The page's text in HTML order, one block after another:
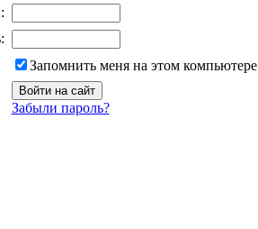
Запомнить меня на этом компьютере
Забыли пароль?